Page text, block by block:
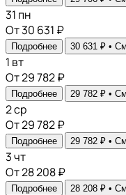
31 пн
От 30 631 ₽
Подробнее 30 631 ₽ •
1 вт
От 29 782 ₽
Подробнее 29 782 ₽ •
2ср
От 29 782 ₽
Подробнее 29 782 ₽ •
3чт
От 28 208 ₽
Подробнее 28 208 ₽ •